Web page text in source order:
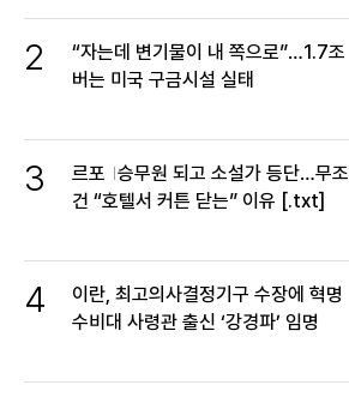
2
“자는데 변기물이 내 쪽으로”…1.7조
버는 미국 구금시설 실태
3 르포 승무원 되고 소설가 등단…무조
건 “호텔서 커튼 닫는” 이유 [.txt]
4
이란, 최고의사결정기구 수장에 혁명
수비대 사령관 출신 ‘강경파’ 임명